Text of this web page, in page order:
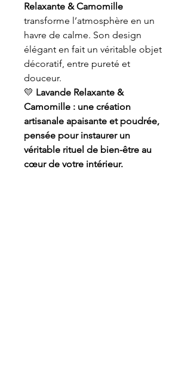
Relaxante & Camomille
transforme l’atmosphère en un
havre de calme. Son design
élégant en fait un véritable objet
décoratif, entre pureté et
douceur.
💛 Lavande Relaxante &
Camomille : une création
artisanale apaisante et poudrée,
pensée pour instaurer un
véritable rituel de bien-être au
cœur de votre intérieur.